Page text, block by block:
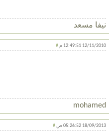
نيفا مسعد
12/11/2010 12:49:51 م #
mohamed
18/09/2013 05:26:52 ص #